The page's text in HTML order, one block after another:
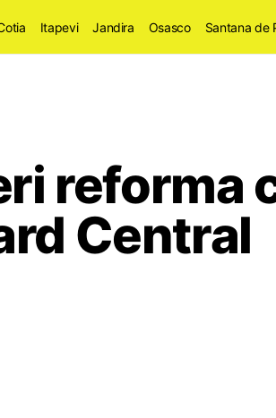
Itapevi Jandira Osasco Santana de
reforma
Central